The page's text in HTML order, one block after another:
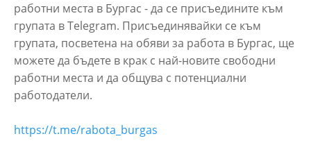
работни места в Бургас - да се присъедините към
групата в Telegram. Присъединявайки се към
групата, посветена на обяви за работа в Бургас, ще
можете да бъдете в крак с най-новите свободни
работни места и да общува с потенциални
работодатели.
https://t.me/rabota_burgas